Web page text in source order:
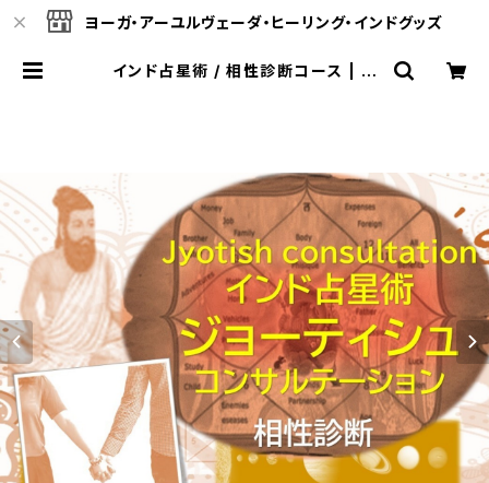
ヨーガ・アーユルヴェーダ・ヒーリング・インドグッズ
インド占星術 / 相性診断コース | ヴ